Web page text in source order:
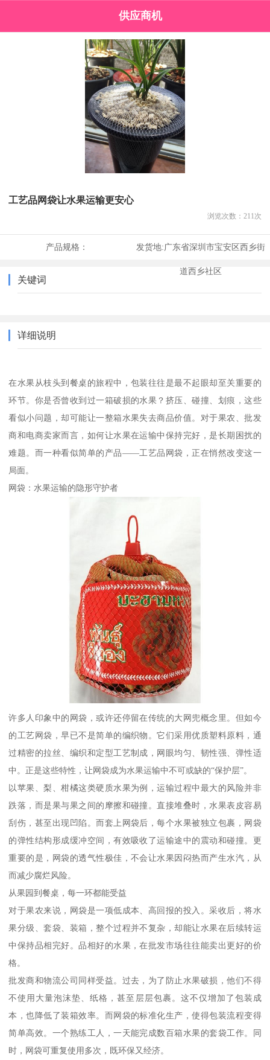
供应商机
工艺品网袋让水果运输更安心
浏览次数： 211 次
产品规格： 发货地:广东省深圳市宝安区西乡街
道西乡社区
关键词
详细说明
在水果从枝头到餐桌的旅程中，包装往往是最不起眼却至关重要的
环节。你是否曾收到过一箱破损的水果？挤压、碰撞、划痕，这些
看似小问题，却可能让一整箱水果失去商品价值。对于果农、批发
商和电商卖家而言，如何让水果在运输中保持完好，是长期困扰的
难题。而一种看似简单的产品——工艺品网袋，正在悄然改变这一
局面。
网袋：水果运输的隐形守护者
许多人印象中的网袋，或许还停留在传统的大网兜概念里。但如今
的工艺网袋，早已不是简单的编织物。它们采用优质塑料原料，通
过精密的拉丝、编织和定型工艺制成，网眼均匀、韧性强、弹性适
中。正是这些特性，让网袋成为水果运输中不可或缺的“保护层”。
以苹果、梨、柑橘这类硬质水果为例，运输过程中最大的风险并非
跌落，而是果与果之间的摩擦和碰撞。直接堆叠时，水果表皮容易
刮伤，甚至出现凹陷。而套上网袋后，每个水果被独立包裹，网袋
的弹性结构形成缓冲空间，有效吸收了运输途中的震动和碰撞。更
重要的是，网袋的透气性极佳，不会让水果因闷热而产生水汽，从
而减少腐烂风险。
从果园到餐桌，每一环都能受益
对于果农来说，网袋是一项低成本、高回报的投入。采收后，将水
果分级、套袋、装箱，整个过程并不复杂，却能让水果在后续转运
中保持品相完好。品相好的水果，在批发市场往往能卖出更好的价
格。
批发商和物流公司同样受益。过去，为了防止水果破损，他们不得
不使用大量泡沫垫、纸格，甚至层层包裹。这不仅增加了包装成
本，也降低了装箱效率。而网袋的标准化生产，使得包装流程变得
简单高效。一个熟练工人，一天能完成数百箱水果的套袋工作。同
时，网袋可重复使用多次，既环保又经济。